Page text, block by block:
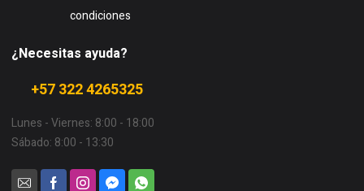
condiciones
¿Necesitas ayuda?
+57 322 4265325
Lunes - Viernes: 8:00 - 18:00
Sábado: 8:00 - 13:30